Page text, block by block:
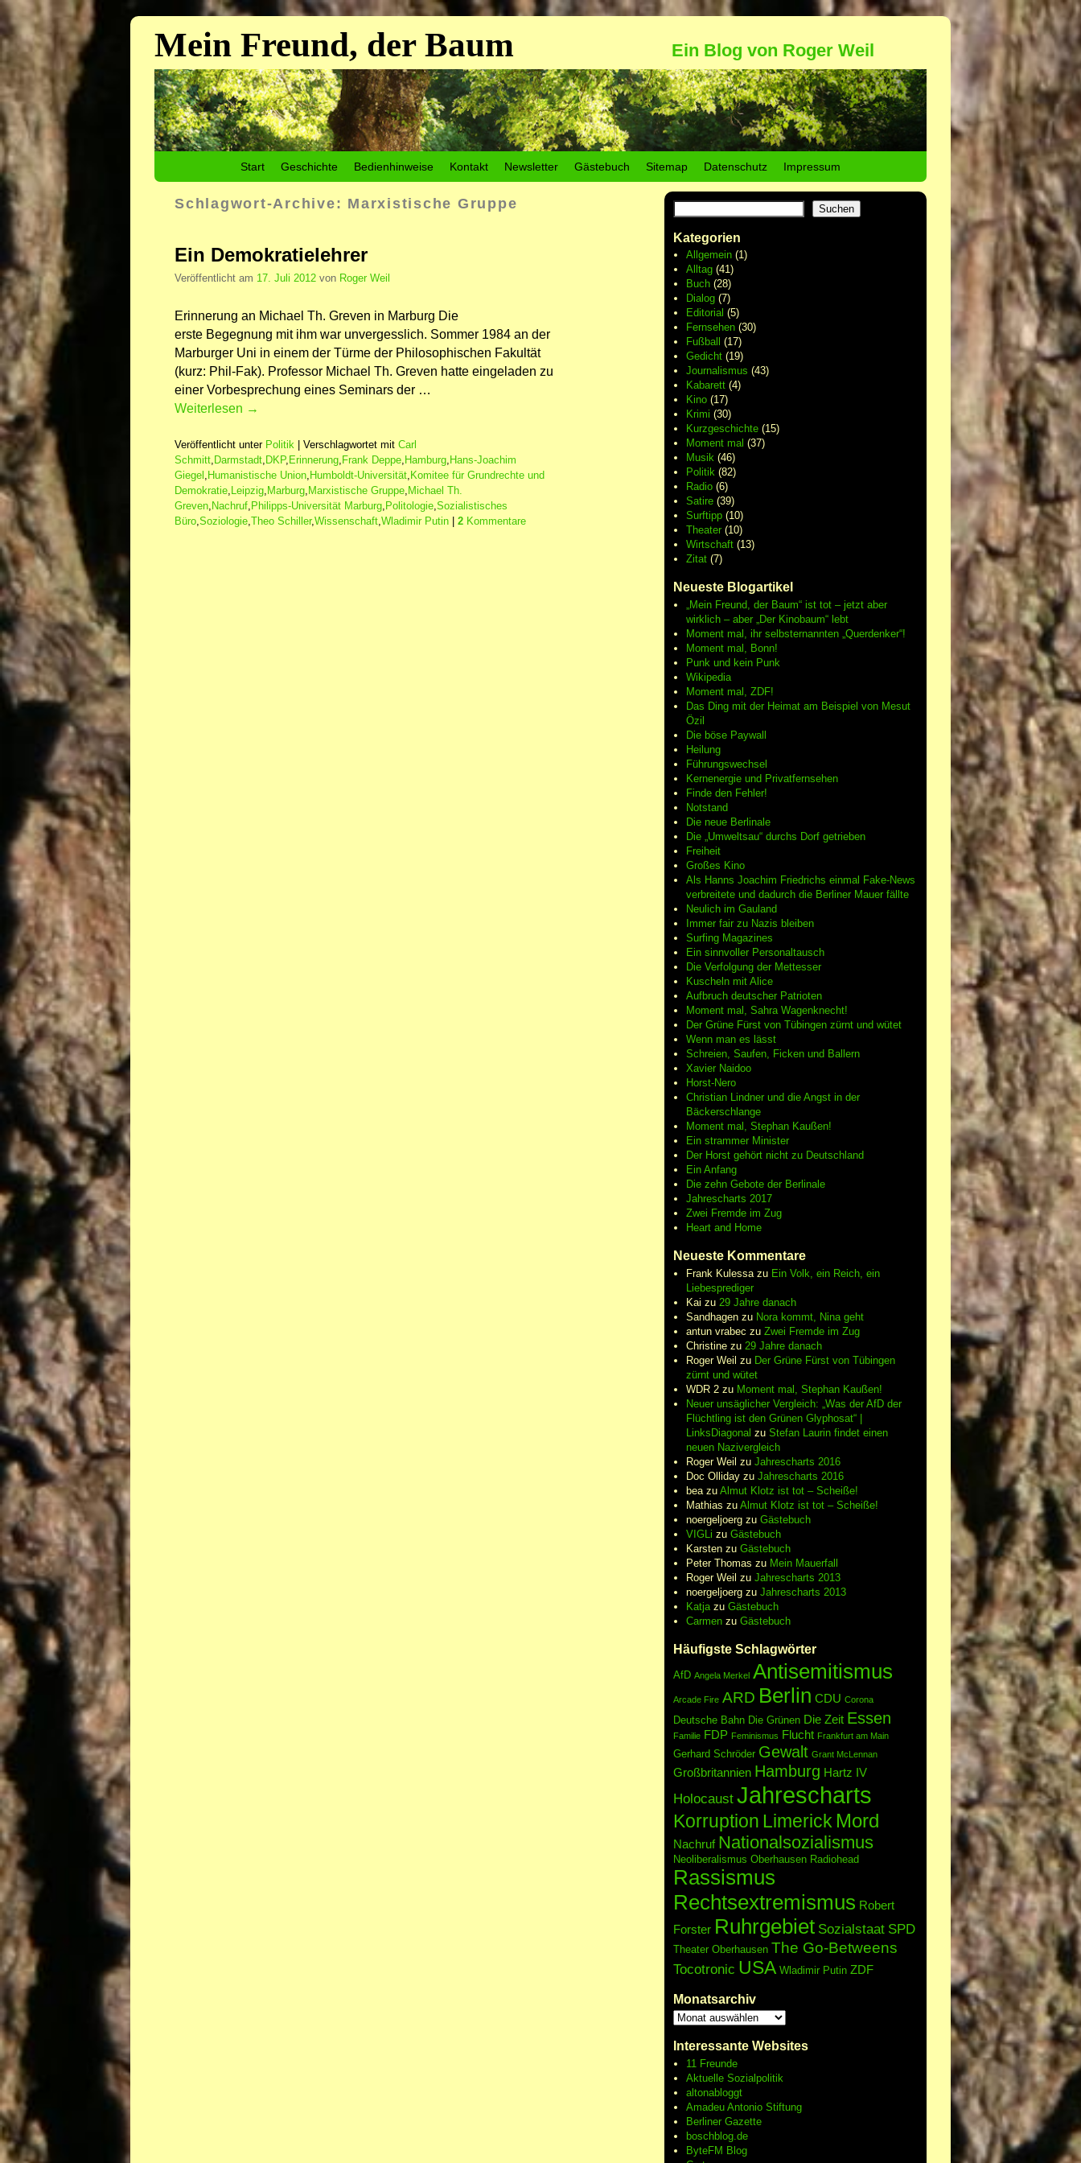
Mein Freund, der Baum Ein Blog von Roger Weil
Start Geschichte Bedienhinweise Kontakt Newsletter Gästebuch Sitemap Datenschutz Impressum
Schlagwort-Archive: Marxistische Gruppe
Ein Demokratielehrer
Veröffentlicht am 17. Juli 2012 von Roger Weil
Erinnerung an Michael Th. Greven in Marburg Die
erste Begegnung mit ihm war unvergesslich. Sommer 1984 an der
Marburger Uni in einem der Türme der Philosophischen Fakultät
(kurz: Phil-Fak). Professor Michael Th. Greven hatte eingeladen zu
einer Vorbesprechung eines Seminars der …
Weiterlesen →
Veröffentlicht unter Politik Verschlagwortet mit Carl
Schmitt Darmstadt DKP, Erinnerung Frank Deppe Hamburg Hans-Joachim
Giegel Humanistische Union Humboldt-Universität Komitee für Grundrechte und
Demokratie
Leipzig Marburg Marxistische Gruppe Michael Th.
Greven Nachruf Philipps-Universität Marburg Politologie Sozialistisches
Büro Soziologie Theo Schiller, Wissenschaft Wladimir Putin 2 Kommentare
Suchen
Kategorien
Allgemein(1)
Alltag(41)
Buch(28)
Dialog(7)
Editorial (5)
Fernsehen(30)
Fußball (17)
Gedicht(19)
Journalismus (43)
Kabarett(4)
Kino(17)
Krimi (30)
Kurzgeschichte(15)
Moment mal (37)
Musik(46)
Politik(82)
Radio(6)
Satire(39)
Surftipp(10)
Theater(10)
Wirtschaft(13)
Zitat(7)
Neueste Blogartikel
„Mein Freund, der Baum“ ist tot – jetzt aber
wirklich – aber „Der Kinobaum“ lebt
Moment mal, ihr selbsternannten „Querdenker“!
Moment mal, Bonn!
Punk und kein Punk
Wikipedia
Moment mal, ZDF!
Das Ding mit der Heimat am Beispiel von Mesut
Özil
Die böse Paywall
Heilung
Führungswechsel
Kernenergie und Privatfernsehen
Finde den Fehler!
Notstand
Die neue Berlinale
Die „Umweltsau“ durchs Dorf getrieben
Freiheit
Großes Kino
Als Hanns Joachim Friedrichs einmal Fake-News
verbreitete und dadurch die Berliner Mauer fällte
Neulich im Gauland
Immer fair zu Nazis bleiben
Surfing Magazines
Ein sinnvoller Personaltausch
Die Verfolgung der Mettesser
Kuscheln mit Alice
Aufbruch deutscher Patrioten
Moment mal, Sahra Wagenknecht!
Der Grüne Fürst von Tübingen zürnt und wütet
Wenn man es lässt
Schreien, Saufen, Ficken und Ballern
Xavier Naidoo
Horst-Nero
Christian Lindner und die Angst in der
Bäckerschlange
Moment mal, Stephan Kaußen!
Ein strammer Minister
Der Horst gehört nicht zu Deutschland
Ein Anfang
Die zehn Gebote der Berlinale
Jahrescharts 2017
Zwei Fremde im Zug
Heart and Home
Neueste Kommentare
Frank Kulessazu Ein Volk, ein Reich, ein
Liebesprediger
Kai zu 29 Jahre danach
Sandhagenzu Nora kommt, Nina geht
antun vrabec zu Zwei Fremde im Zug
Christinezu 29 Jahre danach
Roger Weil zu Der Grüne Fürst von Tübingen
zürnt und wütet
WDR 2zu Moment mal, Stephan Kaußen!
Neuer unsäglicher Vergleich: „Was der AfD der
Flüchtling ist den Grünen Glyphosat“ |
LinksDiagonal zu Stefan Laurin findet einen
neuen Nazivergleich
Roger Weil zu Jahrescharts 2016
Doc Ollidayzu Jahrescharts 2016
beazu Almut Klotz ist tot – Scheiße!
Mathias zu Almut Klotz ist tot – Scheiße!
noergeljoergzu Gästebuch
VIGLi zu Gästebuch
Karstenzu Gästebuch
Peter Thomas zu Mein Mauerfall
Roger Weil zu Jahrescharts 2013
noergeljoergzu Jahrescharts 2013
Katjazu Gästebuch
Carmenzu Gästebuch
Häufigste Schlagwörter
AfD Angela Merkel Antisemitismus
Arcade Fire ARD Berlin CDU Corona
Deutsche Bahn Die Grünen Die Zeit Essen
Familie FDP Feminismus Flucht Frankfurt am Main
Gerhard Schröder Gewalt Grant McLennan
Großbritannien Hamburg Hartz IV
Holocaust Jahrescharts
Korruption Limerick Mord
Nachruf Nationalsozialismus
Neoliberalismus Oberhausen Radiohead
Rassismus
Rechtsextremismus Robert
Forster Ruhrgebiet Sozialstaat SPD
Theater Oberhausen The Go-Betweens
Tocotronic USA Wladimir Putin ZDF
Monatsarchiv
Interessante Websites
11 Freunde
Aktuelle Sozialpolitik
altonabloggt
Amadeu Antonio Stiftung
Berliner Gazette
boschblog.de
ByteFM Blog